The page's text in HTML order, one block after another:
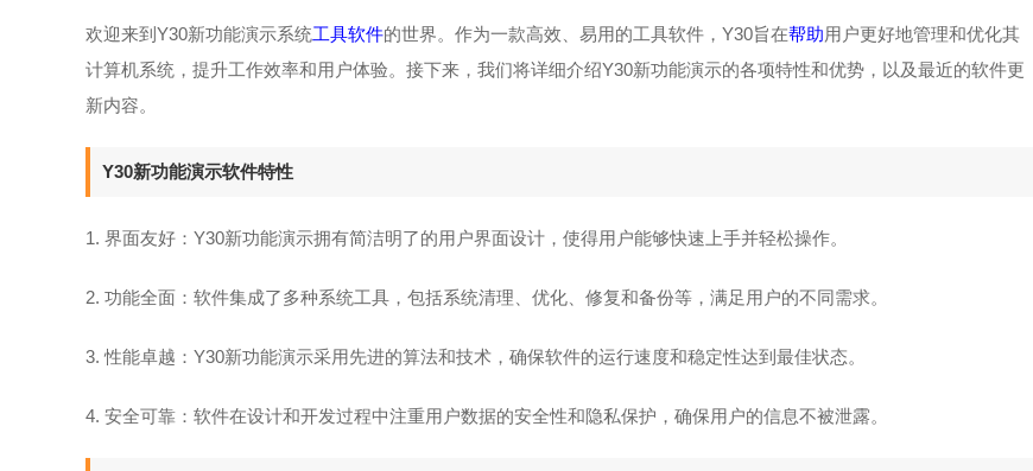
欢迎来到Y30新功能演示系统工具软件的世界。作为一款高效、易用的工具软件，Y30旨在帮助用户更好地管理和优化其
计算机系统，提升工作效率和用户体验。接下来，我们将详细介绍Y30新功能演示的各项特性和优势，以及最近的软件更
新内容。
Y30新功能演示软件特性
1. 界面友好：Y30新功能演示拥有简洁明了的用户界面设计，使得用户能够快速上手并轻松操作。
2. 功能全面：软件集成了多种系统工具，包括系统清理、优化、修复和备份等，满足用户的不同需求。
3. 性能卓越：Y30新功能演示采用先进的算法和技术，确保软件的运行速度和稳定性达到最佳状态。
4. 安全可靠：软件在设计和开发过程中注重用户数据的安全性和隐私保护，确保用户的信息不被泄露。